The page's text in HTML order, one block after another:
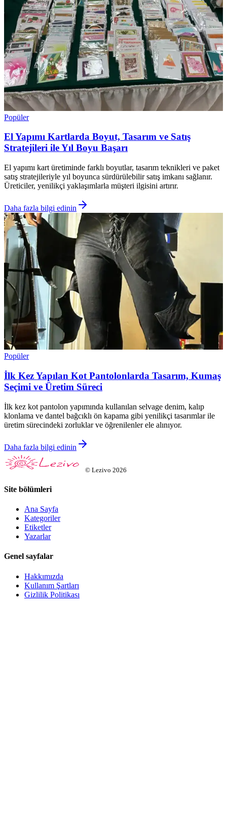
Popüler
El Yapımı Kartlarda Boyut, Tasarım ve Satış
Stratejileri ile Yıl Boyu Başarı
El yapımı kart üretiminde farklı boyutlar, tasarım teknikleri ve paket
satış stratejileriyle yıl boyunca sürdürülebilir satış imkanı sağlanır.
Üreticiler, yenilikçi yaklaşımlarla müşteri ilgisini artırır.
Daha fazla bilgi edinin
Popüler
İlk Kez Yapılan Kot Pantolonlarda Tasarım, Kumaş
Seçimi ve Üretim Süreci
İlk kez kot pantolon yapımında kullanılan selvage denim, kalıp
klonlama ve dantel bağcıklı ön kapama gibi yenilikçi tasarımlar ile
üretim sürecindeki zorluklar ve öğrenilenler ele alınıyor.
Daha fazla bilgi edinin
© Lezivo 2026
Site bölümleri
Ana Sayfa
Kategoriler
Etiketler
Yazarlar
Genel sayfalar
Hakkımızda
Kullanım Şartları
Gizlilik Politikası